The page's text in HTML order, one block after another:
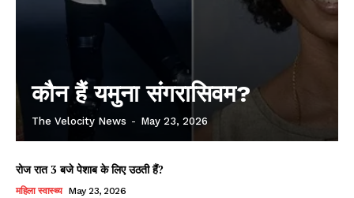
कौन हैं यमुना संगरासिवम?
The Velocity News - May 23, 2026
रोज रात 3 बजे पेशाब के लिए उठती हैं?
महिला स्वास्थ्य May 23, 2026